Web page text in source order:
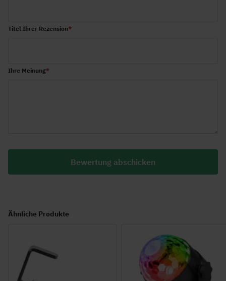
Titel Ihrer Rezension
Ihre Meinung
Bewertung abschicken
Ähnliche Produkte